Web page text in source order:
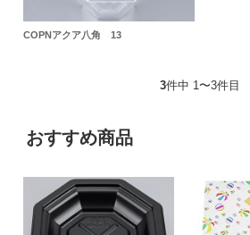
COPNアクア八角 13
3件中 1〜3件目
おすすめ商品